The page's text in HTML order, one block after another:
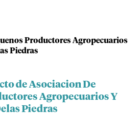
Productores Agropecuarios
Piedras
de Asociacion De
Agropecuarios Y
Piedras